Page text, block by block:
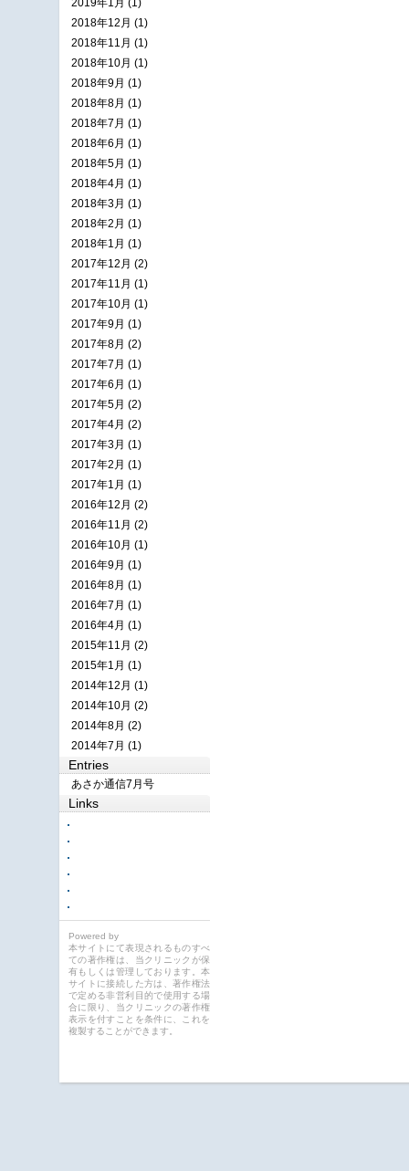
2019年1月 (1)
2018年12月 (1)
2018年11月 (1)
2018年10月 (1)
2018年9月 (1)
2018年8月 (1)
2018年7月 (1)
2018年6月 (1)
2018年5月 (1)
2018年4月 (1)
2018年3月 (1)
2018年2月 (1)
2018年1月 (1)
2017年12月 (2)
2017年11月 (1)
2017年10月 (1)
2017年9月 (1)
2017年8月 (2)
2017年7月 (1)
2017年6月 (1)
2017年5月 (2)
2017年4月 (2)
2017年3月 (1)
2017年2月 (1)
2017年1月 (1)
2016年12月 (2)
2016年11月 (2)
2016年10月 (1)
2016年9月 (1)
2016年8月 (1)
2016年7月 (1)
2016年4月 (1)
2015年11月 (2)
2015年1月 (1)
2014年12月 (1)
2014年10月 (2)
2014年8月 (2)
2014年7月 (1)
Entries
あさか通信7月号
Links
Powered by
本サイトにて表現されるものすべ
ての著作権は、当クリニックが保
有もしくは管理しております。本
サイトに接続した方は、著作権法
で定める非営利目的で使用する場
合に限り、当クリニックの著作権
表示を付すことを条件に、これを
複製することができます。